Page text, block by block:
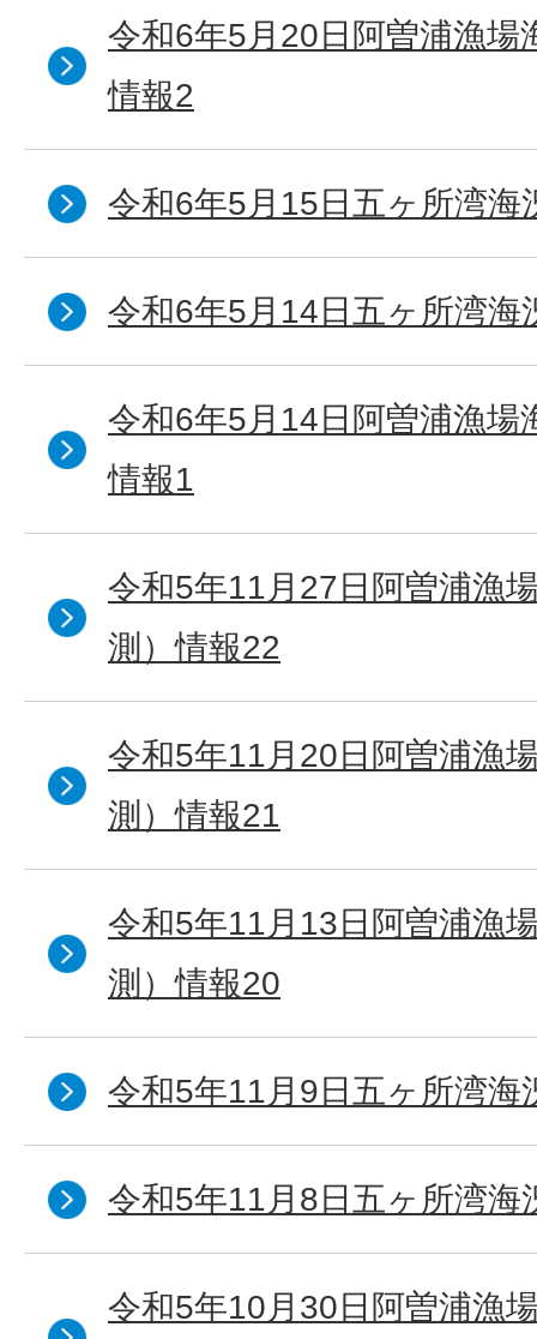
令和6年5月20日阿曽浦漁場
情報2
令和6年5月15日五ヶ所湾海
令和6年5月14日五ヶ所湾海
令和6年5月14日阿曽浦漁場
情報1
令和5年11月27日阿曽浦漁
測）情報22
令和5年11月20日阿曽浦漁
測）情報21
令和5年11月13日阿曽浦漁
測）情報20
令和5年11月9日五ヶ所湾海
令和5年11月8日五ヶ所湾海
令和5年10月30日阿曽浦漁